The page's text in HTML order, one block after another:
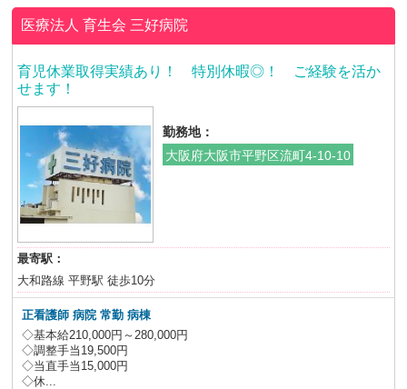
医療法人 育生会 三好病院
育児休業取得実績あり！ 特別休暇◎！ ご経験を活か
せます！
勤務地：
大阪府大阪市平野区流町4-10-10
最寄駅：
大和路線 平野駅 徒歩10分
正看護師 病院 常勤 病棟
◇基本給210,000円～280,000円
◇調整手当19,500円
◇当直手当15,000円
◇休...